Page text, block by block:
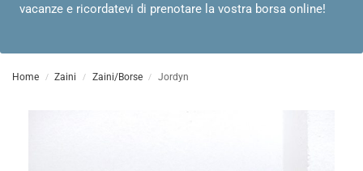
vacanze e ricordatevi di prenotare la vostra borsa online!
Home / Zaini / Zaini/Borse / Jordyn